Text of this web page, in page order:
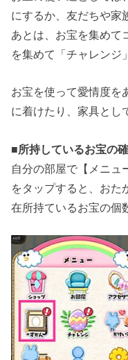
にするか、友だちや家
あとは、お宝を集めて
を集めて「チャレンジ
お宝を使って愛情度を
に着けたり、家具とし
■所持しているお宝の
自分の部屋で【メニ
をタップすると、おた
在所持ているお宝の個